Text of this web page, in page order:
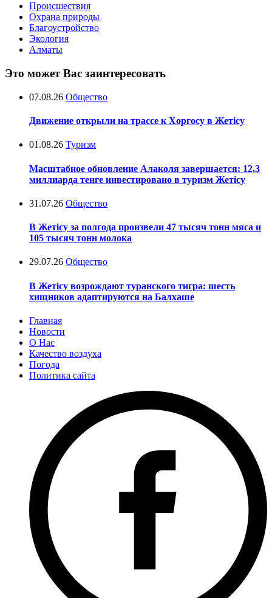
Происшествия
Охрана природы
Благоустройство
Экология
Алматы
Это может Вас заинтересовать
07.08.26 Общество
Движение открыли на трассе к Хоргосу в Жетісу
01.08.26 Туризм
Масштабное обновление Алаколя завершается: 12,3
миллиарда тенге инвестировано в туризм Жетісу
31.07.26 Общество
В Жетісу за полгода произвели 47 тысяч тонн мяса и
105 тысяч тонн молока
29.07.26 Общество
В Жетісу возрождают туранского тигра: шесть
хищников адаптируются на Балхаше
Главная
Новости
О Нас
Качество воздуха
Погода
Политика сайта